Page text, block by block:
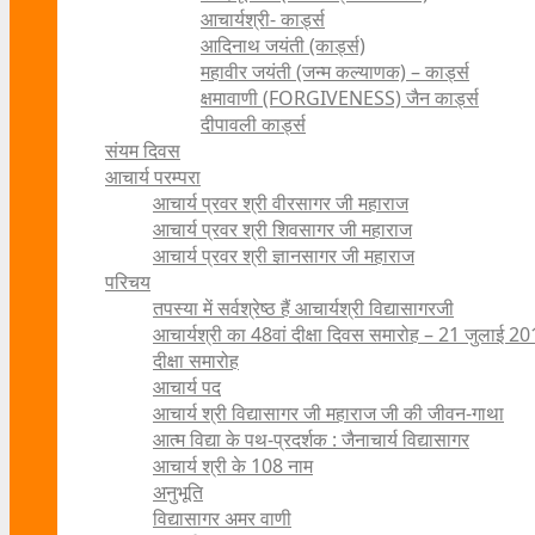
आचार्यश्री- कार्ड्स
आदिनाथ जयंती (कार्ड्स)
महावीर जयंती (जन्म कल्याणक) – कार्ड्स
क्षमावाणी (FORGIVENESS) जैन कार्ड्स
दीपावली कार्ड्स
संयम दिवस
आचार्य परम्परा
आचार्य प्रवर श्री वीरसागर जी महाराज
आचार्य प्रवर श्री शिवसागर जी महाराज
आचार्य प्रवर श्री ज्ञानसागर जी महाराज
परिचय
तपस्या में सर्वश्रेष्ठ हैं आचार्यश्री विद्यासागरजी
आचार्यश्री का 48वां दीक्षा दिवस समारोह – 21 जुलाई
दीक्षा समारोह
आचार्य पद
आचार्य श्री विद्यासागर जी महाराज जी की जीवन-गाथा
आत्म विद्या के पथ-प्रदर्शक : जैनाचार्य विद्यासागर
आचार्य श्री के 108 नाम
अनुभूति
विद्यासागर अमर वाणी